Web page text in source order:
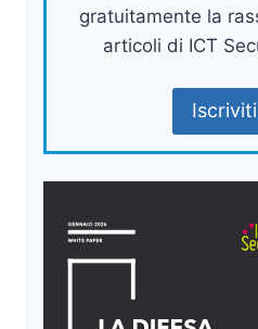
gratuitamente la
articoli di ICT